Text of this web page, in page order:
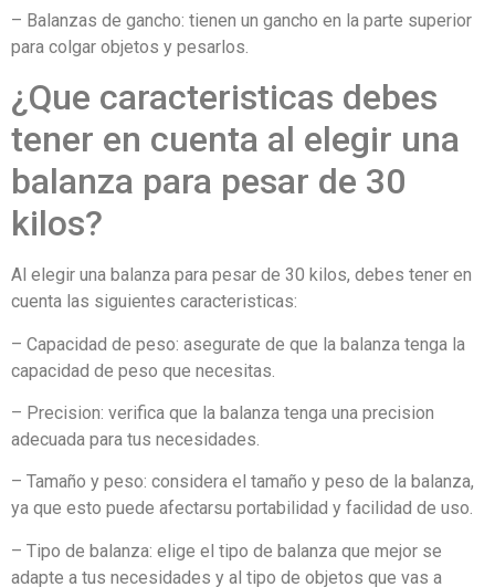
– Balanzas de gancho: tienen un gancho en la parte superior
para colgar objetos y pesarlos.
¿Que caracteristicas debes
tener en cuenta al elegir una
balanza para pesar de 30
kilos?
Al elegir una balanza para pesar de 30 kilos, debes tener en
cuenta las siguientes caracteristicas:
– Capacidad de peso: asegurate de que la balanza tenga la
capacidad de peso que necesitas.
– Precision: verifica que la balanza tenga una precision
adecuada para tus necesidades.
– Tamaño y peso: considera el tamaño y peso de la balanza,
ya que esto puede afectarsu portabilidad y facilidad de uso.
– Tipo de balanza: elige el tipo de balanza que mejor se
adapte a tus necesidades y al tipo de objetos que vas a